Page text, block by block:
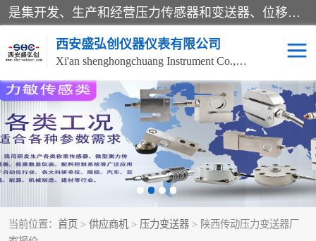
是集开发、生产和经营压力传感器和变送器、位移传感器和变送器、流量传感器和变送器、称重传感器和变送器、测力传感器和变送器、温湿度传感器和变送器、扭矩传感器、智能数显控制仪表等产品的化高新技术企业。
西安盛弘创仪器仪表有限公司
Xi'an shenghongchuang Instrument Co., Ltd
当前位置： 首页 > 供应商机 > 压力变送器 > 陕西传动压力变送器厂
称重传感器 超声波流量计
压力变送器 通用型压力变送器
流量计
位移传感器 差压变送器